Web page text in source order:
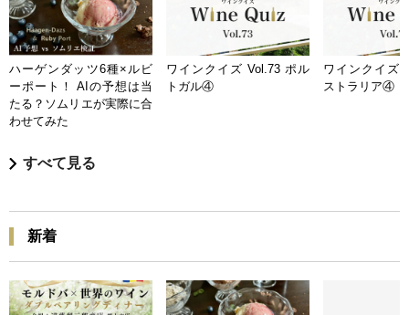
ハーゲンダッツ6種×ルビ
ーポート！ AIの予想は当
たる？ソムリエが実際に合
わせてみた
ワインクイズ Vol.73 ポル
トガル④
ワインクイズ
ストラリア④
すべて見る
新着